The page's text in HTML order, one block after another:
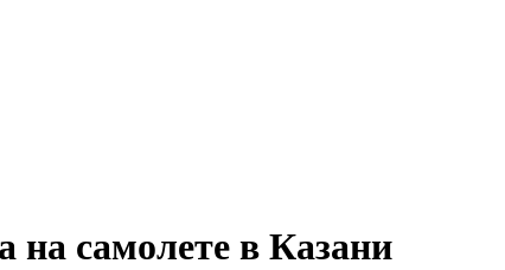
на самолете в Казани